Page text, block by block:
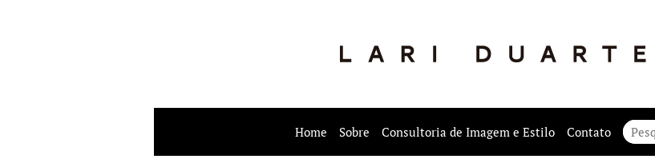
Home Sobre Consultoria de Imagem e Estilo Contato